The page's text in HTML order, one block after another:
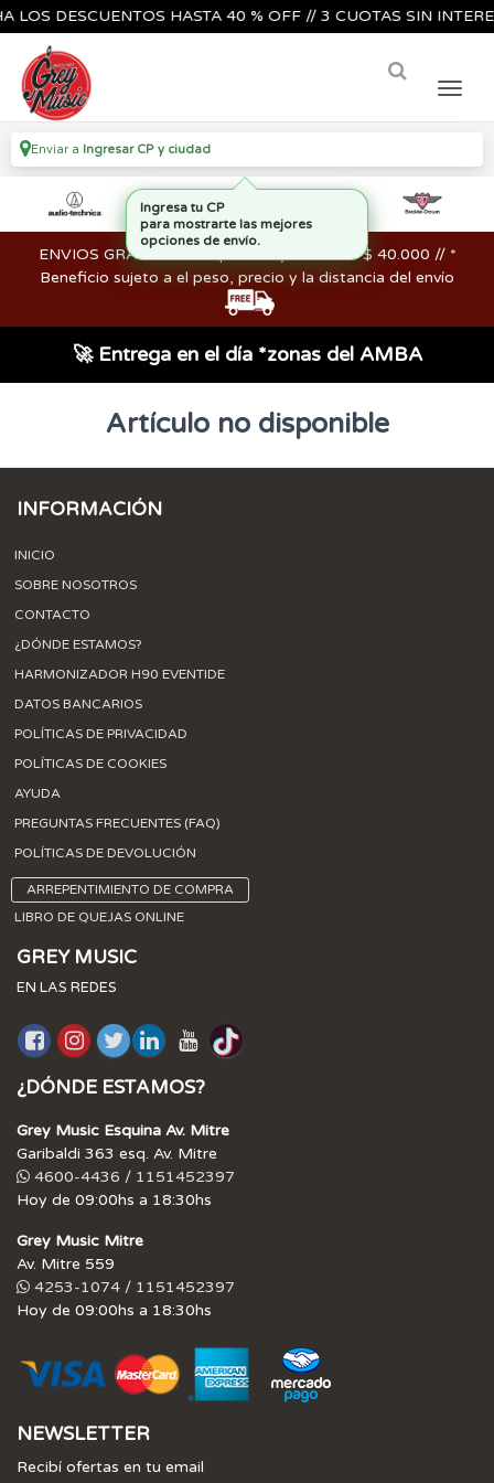
LOS DESCUENTOS HASTA 40 % OFF // 3 CUOTAS SIN
Enviar a Ingresar CP y ciudad
ENVIOS GRATIS en compras mayores a los $ 40.000 // *
Beneficio sujeto a el peso, precio y la distancia del envío
🚀 Entrega en el día *zonas del AMBA
Artículo no disponible
INFORMACIÓN
INICIO
SOBRE NOSOTROS
CONTACTO
¿DÓNDE ESTAMOS?
HARMONIZADOR H90 EVENTIDE
DATOS BANCARIOS
POLÍTICAS DE PRIVACIDAD
POLÍTICAS DE COOKIES
AYUDA
PREGUNTAS FRECUENTES (FAQ)
POLÍTICAS DE DEVOLUCIÓN
ARREPENTIMIENTO DE COMPRA
LIBRO DE QUEJAS ONLINE
GREY MUSIC
EN LAS REDES
¿DÓNDE ESTAMOS?
Grey Music Esquina Av. Mitre
Garibaldi 363 esq. Av. Mitre
4600-4436 / 1151452397
Hoy de 09:00hs a 18:30hs
Grey Music Mitre
Av. Mitre 559
4253-1074 / 1151452397
Hoy de 09:00hs a 18:30hs
NEWSLETTER
Recibí ofertas en tu email
Ingresa tu CP
para mostrarte las mejores
opciones de envío.